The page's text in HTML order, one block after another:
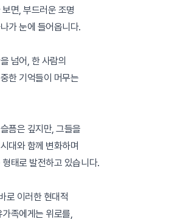
면, 부드러운 조명
가 눈에 들어옵니다.
넘어, 한 사람의
한 기억들이 머무는
픔은 깊지만, 그들을
대와 함께 변화하며
태로 발전하고 있습니다.
로 이러한 현대적
족에게는 위로를,